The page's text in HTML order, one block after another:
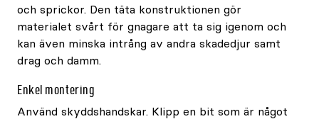
och sprickor. Den täta konstruktionen gör
materialet svårt för gnagare att ta sig igenom och
kan även minska intrång av andra skadedjur samt
drag och damm.
Enkel montering
Använd skyddshandskar. Klipp en bit som är något